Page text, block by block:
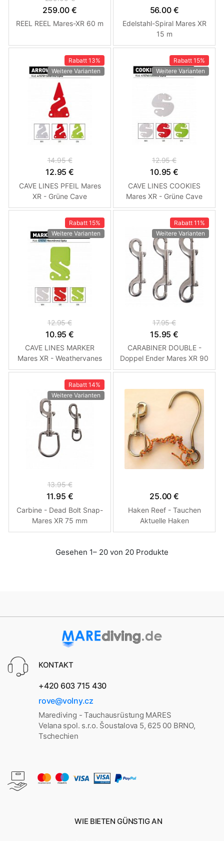
259.00 €
REEL REEL Mares-XR 60 m
56.00 €
Edelstahl-Spiral Mares XR
15 m
Rabatt 13%
Weitere Varianten
14.95 €
12.95 €
CAVE LINES PFEIL Mares
XR - Grüne Cave
Weathervanes
Rabatt 15%
Weitere Varianten
12.95 €
10.95 €
CAVE LINES COOKIES
Mares XR - Grüne Cave
Weathervanes
Rabatt 15%
Weitere Varianten
12.95 €
10.95 €
CAVE LINES MARKER
Mares XR - Weathervanes
Weiße Höhle
Rabatt 11%
Weitere Varianten
17.95 €
15.95 €
CARABINER DOUBLE -
Doppel Ender Mares XR 90
mm
Rabatt 14%
Weitere Varianten
13.95 €
11.95 €
Carbine - Dead Bolt Snap-
Mares XR 75 mm
25.00 €
Haken Reef - Tauchen
Aktuelle Haken
Gesehen 1– 20 von 20 Produkte
KONTAKT
+420 603 715 430
rove@volny.cz
Marediving - Tauchausrüstung MARES
Velana spol. s.r.o. Šoustalova 5, 625 00 BRNO,
Tschechien
WIE BIETEN GÜNSTIG AN